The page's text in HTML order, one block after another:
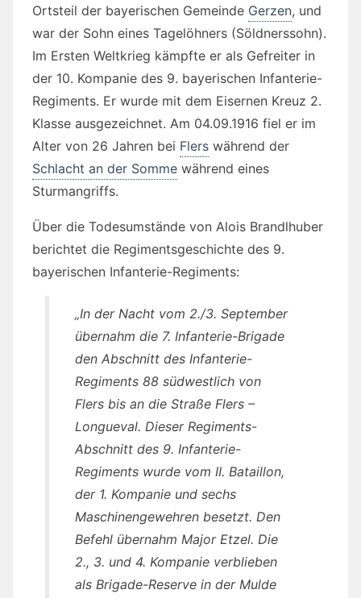
Ortsteil der bayerischen Gemeinde Gerzen, und
war der Sohn eines Tagelöhners (Söldnerssohn).
Im Ersten Weltkrieg kämpfte er als Gefreiter in
der 10. Kompanie des 9. bayerischen Infanterie-
Regiments. Er wurde mit dem Eisernen Kreuz 2.
Klasse ausgezeichnet. Am 04.09.1916 fiel er im
Alter von 26 Jahren bei Flers während der
Schlacht an der Somme während eines
Sturmangriffs.
Über die Todesumstände von Alois Brandlhuber
berichtet die Regimentsgeschichte des 9.
bayerischen Infanterie-Regiments:
„In der Nacht vom 2./3. September
übernahm die 7. Infanterie-Brigade
den Abschnitt des Infanterie-
Regiments 88 südwestlich von
Flers bis an die Straße Flers –
Longueval. Dieser Regiments-
Abschnitt des 9. Infanterie-
Regiments wurde vom II. Bataillon,
der 1. Kompanie und sechs
Maschinengewehren besetzt. Den
Befehl übernahm Major Etzel. Die
2., 3. und 4. Kompanie verblieben
als Brigade-Reserve in der Mulde